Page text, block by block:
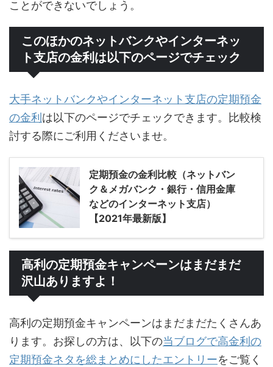
ことができないでしょう。
このほかのネットバンクやインターネッ
ト支店の金利は以下のページでチェック
大手ネットバンクやインターネット支店の定期預金
の金利 は以下のページでチェックできます。比較検
討する際にご利用くださいませ。
定期預金の金利比較（ネットバン
ク＆メガバンク・銀行・信用金庫
などのインターネット支店）
【2021年最新版】
高利の定期預金キャンペーンはまだまだ
沢山ありますよ！
高利の定期預金キャンペーンはまだまだたくさんあ
ります。お探しの方は、以下の当ブログで高金利の
定期預金ネタを総まとめにしたエントリーをご覧く